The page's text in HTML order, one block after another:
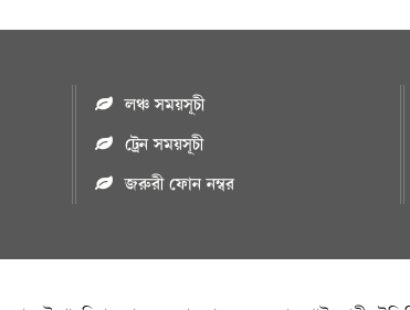
লঞ্চ সময়সূচী
ট্রেন সময়সূচী
জরুরী ফোন নম্বর